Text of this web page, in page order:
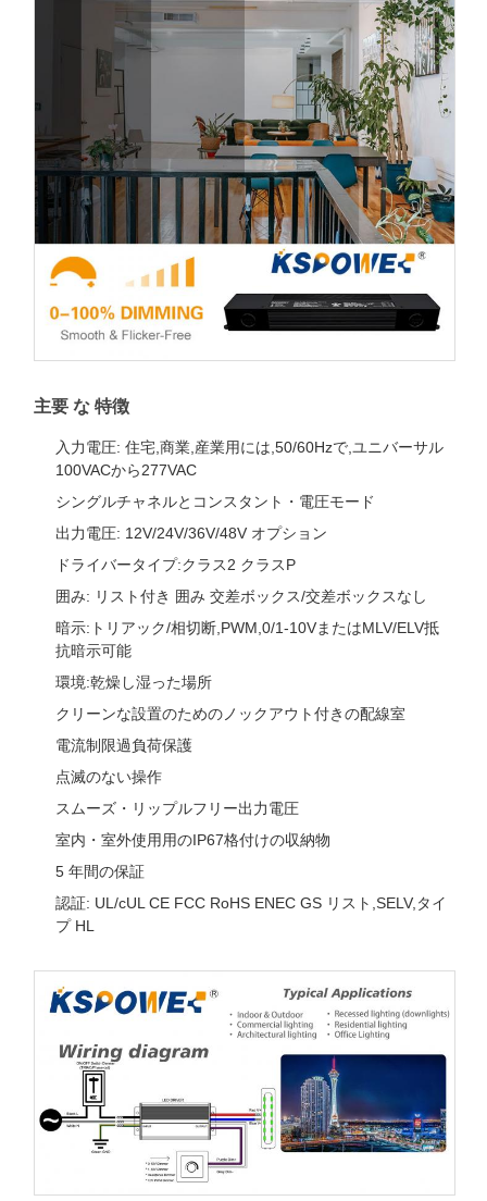
主要 な 特徴
入力電圧: 住宅,商業,産業用には,50/60Hzで,ユニバーサル
100VACから277VAC
シングルチャネルとコンスタント・電圧モード
出力電圧: 12V/24V/36V/48V オプション
ドライバータイプ:クラス2 クラスP
囲み: リスト付き 囲み 交差ボックス/交差ボックスなし
暗示:トリアック/相切断,PWM,0/1-10VまたはMLV/ELV抵
抗暗示可能
環境:乾燥し湿った場所
クリーンな設置のためのノックアウト付きの配線室
電流制限過負荷保護
点滅のない操作
スムーズ・リップルフリー出力電圧
室内・室外使用用のIP67格付けの収納物
5 年間の保証
認証: UL/cUL CE FCC RoHS ENEC GS リスト,SELV,タイ
プ HL